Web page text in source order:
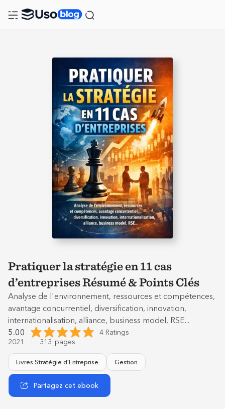
Pratiquer la stratégie en 11 cas
d’entreprises Résumé & Points Clés
Analyse de l'environnement, ressources et compétences,
avantage concurrentiel, diversification, innovation,
internationalisation, alliance, business model, RSE...
5.00
4 Ratings
2021
313 pages
Livres Stratégie d'Entreprise Gestion
Partagez cet ebook